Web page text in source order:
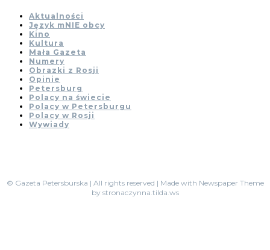
Aktualności
Język mNIE obcy
Kino
Kultura
Mała Gazeta
Numery
Obrazki z Rosji
Opinie
Petersburg
Polacy na świecie
Polacy w Petersburgu
Polacy w Rosji
Wywiady
© Gazeta Petersburska | All rights reserved | Made with Newspaper Theme
by stronaczynna.tilda.ws